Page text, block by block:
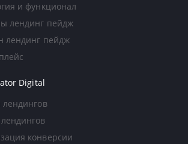
и функционал
лендинг пейдж
лендинг пейдж
Digital
лендингов
конверсии